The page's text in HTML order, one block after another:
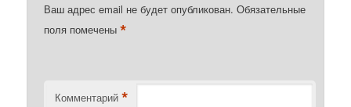
Ваш адрес email не будет опубликован. Обязательные
поля помечены*
Комментарий *